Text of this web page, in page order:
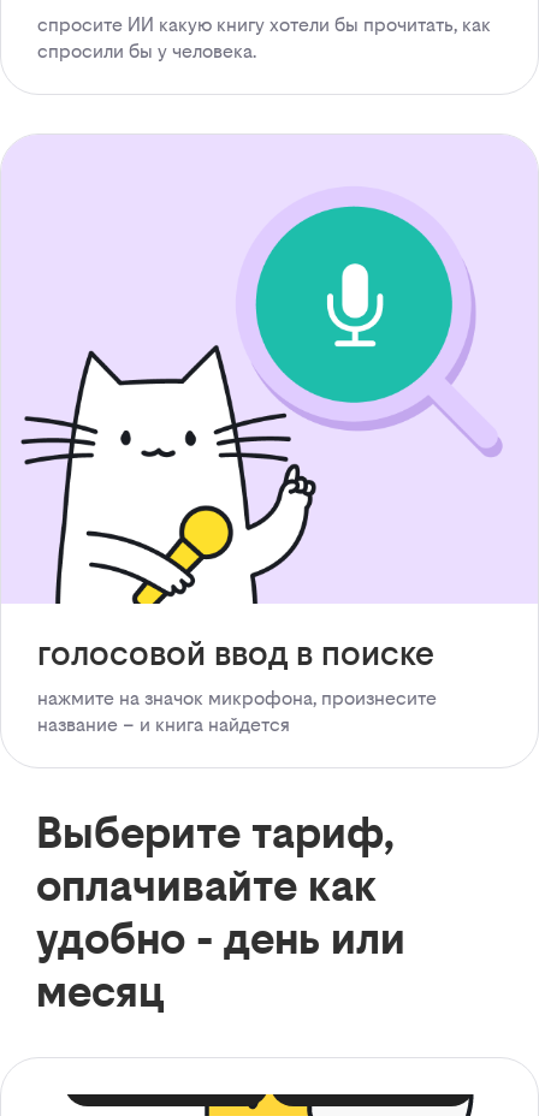
спросите ИИ какую книгу хотели бы прочитать, как
спросили бы у человека.
голосовой ввод в поиске
нажмите на значок микрофона, произнесите
название – и книга найдется
Выберите тариф,
оплачивайте как
удобно - день или
месяц